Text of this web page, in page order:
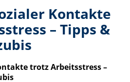
Kontakte
– Tipps &
trotz Arbeitsstress –